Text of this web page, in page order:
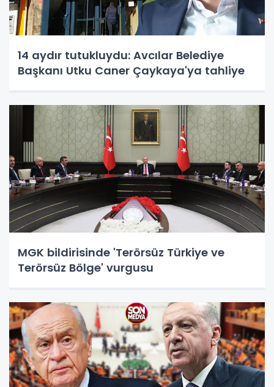
14 aydır tutukluydu: Avcılar Belediye
Başkanı Utku Caner Çaykaya'ya tahliye
MGK bildirisinde 'Terörsüz Türkiye ve
Terörsüz Bölge' vurgusu